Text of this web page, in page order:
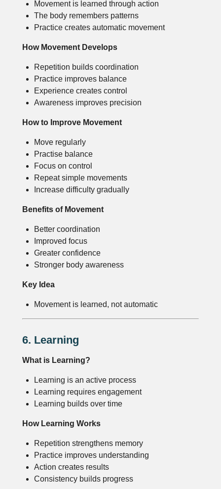
Movement is learned through action
The body remembers patterns
Practice creates automatic movement
How Movement Develops
Repetition builds coordination
Practice improves balance
Experience creates control
Awareness improves precision
How to Improve Movement
Move regularly
Practise balance
Focus on control
Repeat simple movements
Increase difficulty gradually
Benefits of Movement
Better coordination
Improved focus
Greater confidence
Stronger body awareness
Key Idea
Movement is learned, not automatic
6. Learning
What is Learning?
Learning is an active process
Learning requires engagement
Learning builds over time
How Learning Works
Repetition strengthens memory
Practice improves understanding
Action creates results
Consistency builds progress